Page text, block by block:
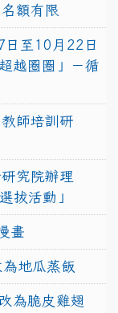
額有限
至10月22日
越圈圈」－循
師培訓研
究院辦理
拔活動」
畫
地瓜蒸飯
為脆皮雞翅